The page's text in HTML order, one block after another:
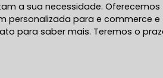
a sua necessidade. Oferecemos
personalizada para e commerce e
para saber mais. Teremos o